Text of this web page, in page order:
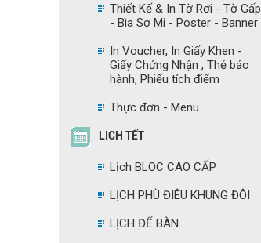
Thiết Kế & In Tờ Rơi - Tờ Gấp
- Bìa Sơ Mi - Poster - Banner
In Voucher, In Giấy Khen -
Giấy Chứng Nhận , Thẻ bảo
hành, Phiếu tích điểm
Thực đơn - Menu
LICH TẾT
Lịch BLOC CAO CẤP
LỊCH PHÙ ĐIÊU KHUNG ĐÔI
LỊCH ĐỂ BÀN